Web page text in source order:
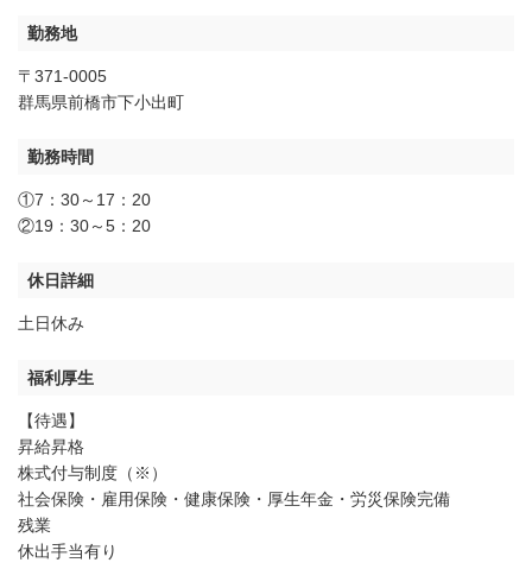
勤務地
〒371-0005
群馬県前橋市下小出町
勤務時間
①7：30～17：20
②19：30～5：20
休日詳細
土日休み
福利厚生
【待遇】
昇給昇格
株式付与制度（※）
社会保険・雇用保険・健康保険・厚生年金・労災保険完備
残業
休出手当有り